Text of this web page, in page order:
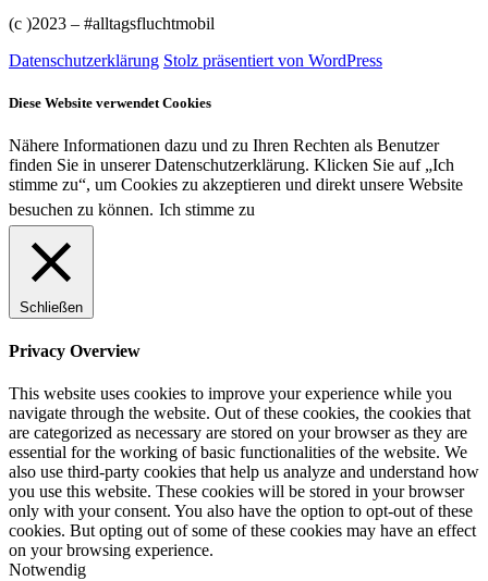
(c )2023 – #alltagsfluchtmobil
Datenschutzerklärung Stolz präsentiert von WordPress
Diese Website verwendet Cookies
Nähere Informationen dazu und zu Ihren Rechten als Benutzer
finden Sie in unserer Datenschutzerklärung. Klicken Sie auf „Ich
stimme zu“, um Cookies zu akzeptieren und direkt unsere Website
besuchen zu können. Ich stimme zu
Schließen
Privacy Overview
This website uses cookies to improve your experience while you
navigate through the website. Out of these cookies, the cookies that
are categorized as necessary are stored on your browser as they are
essential for the working of basic functionalities of the website. We
also use third-party cookies that help us analyze and understand how
you use this website. These cookies will be stored in your browser
only with your consent. You also have the option to opt-out of these
cookies. But opting out of some of these cookies may have an effect
on your browsing experience.
Notwendig